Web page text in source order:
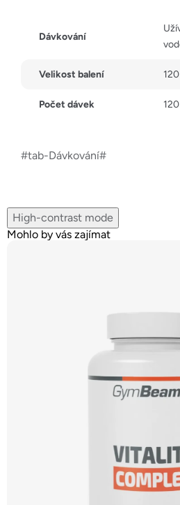
Dávkování
Velikost balení
Počet dávek
#tab-Dávkování#
High-contrast mode
Mohlo by vás zajímat